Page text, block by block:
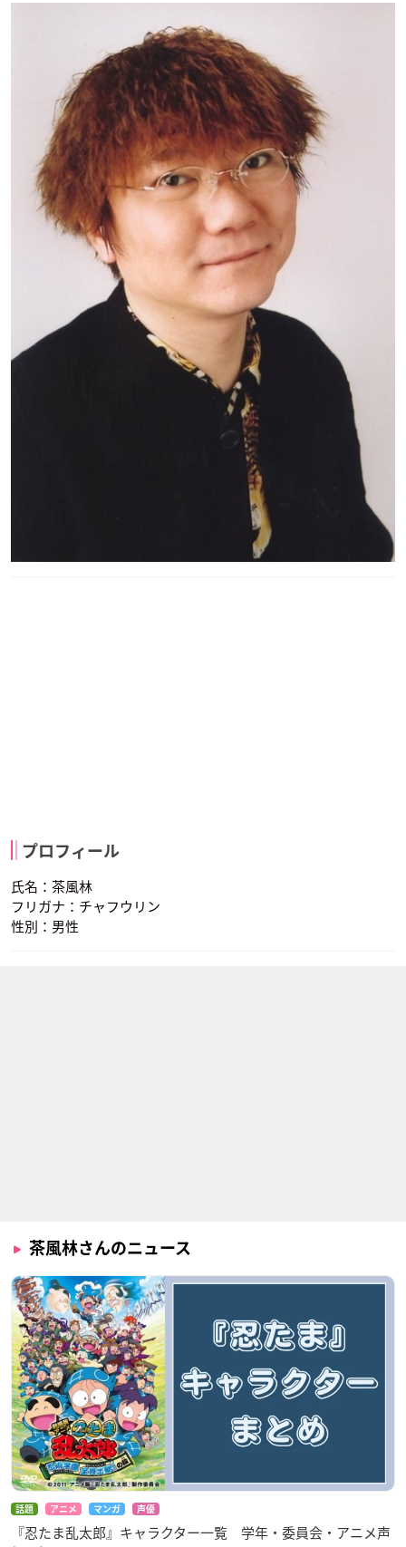
プロフィール
氏名：茶風林
フリガナ：チャフウリン
性別：男性
茶風林さんのニュース
話題 アニメ マンガ 声優
『忍たま乱太郎』キャラクター一覧 学年・委員会・アニメ声